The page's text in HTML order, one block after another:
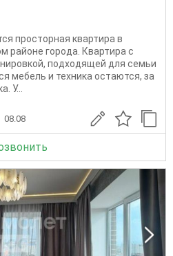
просторная квартира в
районе города. Квартира с
подходящей для семьи
мебель и техника остаются, за
У...
08.08